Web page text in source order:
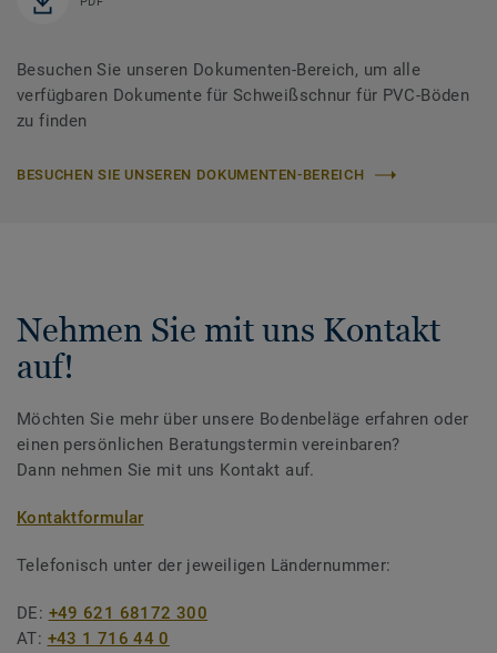
Besuchen Sie unseren Dokumenten-Bereich, um alle
verfügbaren Dokumente für Schweißschnur für PVC-Böden
zu finden
BESUCHEN SIE UNSEREN DOKUMENTEN-BEREICH
Nehmen Sie mit uns Kontakt
auf!
Möchten Sie mehr über unsere Bodenbeläge erfahren oder
einen persönlichen Beratungstermin vereinbaren?
Dann nehmen Sie mit uns Kontakt auf.
Kontaktformular
Telefonisch unter der jeweiligen Ländernummer:
DE: +49 621 68172 300
AT: +43 1 716 44 0